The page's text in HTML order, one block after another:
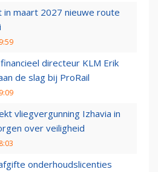
in maart 2027 nieuwe route
directeur KLM Erik
de slag bij ProRail
vliegvergunning Izhavia in
over veiligheid
onderhoudslicenties